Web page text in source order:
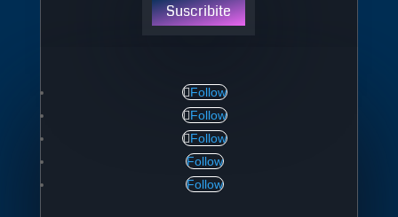
Suscribite
Follow
Follow
Follow
Follow
Follow